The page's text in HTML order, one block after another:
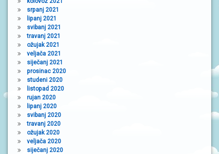
srpanj 2021
lipanj 2021
svibanj 2021
travanj 2021
ožujak 2021
veljača 2021
siječanj 2021
prosinac 2020
studeni 2020
listopad 2020
rujan 2020
lipanj 2020
svibanj 2020
travanj 2020
ožujak 2020
veljača 2020
siječanj 2020